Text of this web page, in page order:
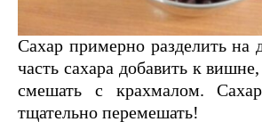
Сахар примерно разделить на
часть сахара добавить к
смешать с крахмалом.
тщательно перемешать!